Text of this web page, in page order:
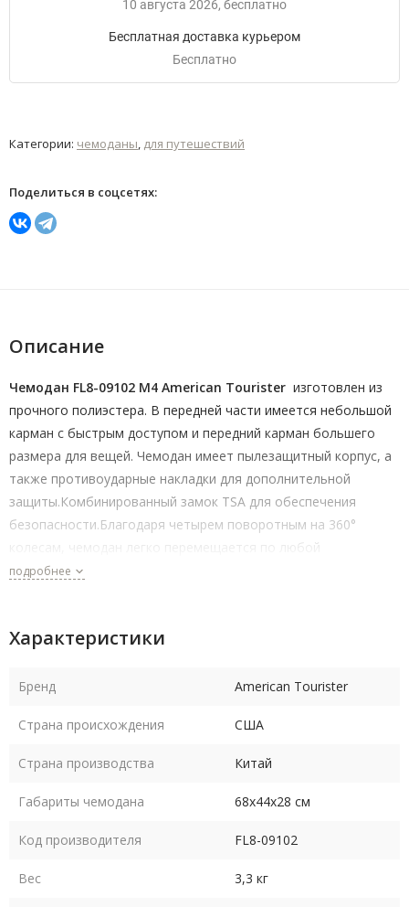
10 августа 2026 Бесплатно
Бесплатная доставка курьером
Бесплатно
Категории: чемоданы, для путешествий
Поделиться в соцсетях:
Описание
Чемодан FL8-09102 M4 American Tourister изготовлен из
прочного полиэстера. В передней части имеется небольшой
карман с быстрым доступом и передний карман большего
размера для вещей. Чемодан имеет пылезащитный корпус, а
также противоударные накладки для дополнительной
защиты.Комбинированный замок TSA для обеспечения
безопасности.Благодаря четырем поворотным на 360°
колесам, чемодан легко перемещается по любой
поверхности. Современный дизайн поможет ему выделиться
подробнее
Характеристики
Бренд American Tourister
Страна происхождения США
Страна производства Китай
Габариты чемодана 68х44х28 см
Код производителя FL8-09102
Вес 3,3 кг